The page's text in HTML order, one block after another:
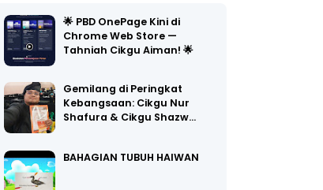
🌟 PBD OnePage Kini di
Chrome Web Store —
Tahniah Cikgu Aiman! 🌟
Gemilang di Peringkat
Kebangsaan: Cikgu Nur
Shafura & Cikgu Shazw…
BAHAGIAN TUBUH HAIWAN